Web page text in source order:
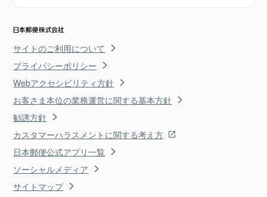
サイトのご利用について
プライバシーポリシー
Webアクセシビリティ方針
お客さま本位の業務運営に関する基本方針
勧誘方針
カスタマーハラスメントに関する考え方
日本郵便公式アプリ一覧
ソーシャルメディア
サイトマップ